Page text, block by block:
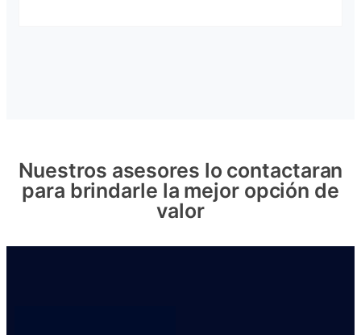
Nuestros asesores lo contactaran
para brindarle la mejor opción de
valor